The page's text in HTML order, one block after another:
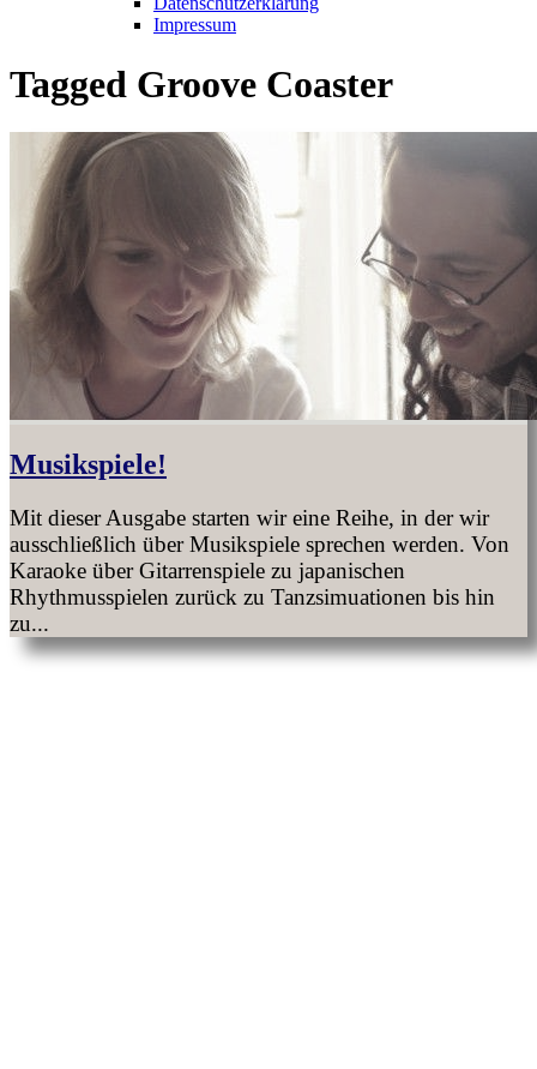
Impressum
Tagged Groove Coaster
Musikspiele!
Mit dieser Ausgabe starten wir eine Reihe, in der wir
ausschließlich über Musikspiele sprechen werden. Von
Karaoke über Gitarrenspiele zu japanischen
Rhythmusspielen zurück zu Tanzsimuationen bis hin
zu...